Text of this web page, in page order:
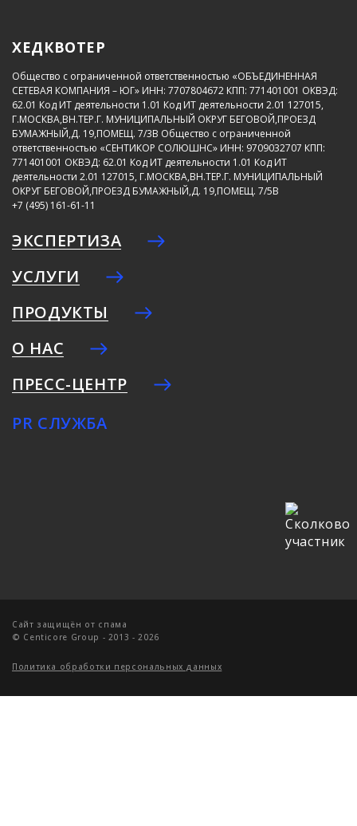
ХЕДКВОТЕР
Общество с ограниченной ответственностью «ОБЪЕДИНЕННАЯ
СЕТЕВАЯ КОМПАНИЯ – ЮГ» ИНН: 7707804672 КПП: 771401001 ОКВЭД:
62.01 Код ИТ деятельности 1.01 Код ИТ деятельности 2.01 127015,
Г.МОСКВА,ВН.ТЕР.Г. МУНИЦИПАЛЬНЫЙ ОКРУГ БЕГОВОЙ,ПРОЕЗД
БУМАЖНЫЙ,Д. 19,ПОМЕЩ. 7/3В Общество с ограниченной
ответственностью «СЕНТИКОР СОЛЮШНС» ИНН: 9709032707 КПП:
771401001 ОКВЭД: 62.01 Код ИТ деятельности 1.01 Код ИТ
деятельности 2.01 127015, Г.МОСКВА,ВН.ТЕР.Г. МУНИЦИПАЛЬНЫЙ
ОКРУГ БЕГОВОЙ,ПРОЕЗД БУМАЖНЫЙ,Д. 19,ПОМЕЩ. 7/5В
+7 (495) 161-61-11
ЭКСПЕРТИЗА
УСЛУГИ
ПРОДУКТЫ
О НАС
ПРЕСС-ЦЕНТР
PR СЛУЖБА
Cайт защищён от спама
© Centicore Group - 2013 - 2026
Политика обработки персональных данных